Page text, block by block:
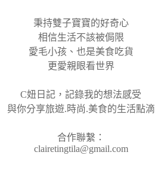
秉持雙子寶寶的好奇心
相信生活不該被侷限
愛毛小孩、也是美食吃貨
更愛親眼看世界
C妞日記，記錄我的想法感受
與你分享旅遊.時尚.美食的生活點滴
合作聯繫：
clairetingtila@gmail.com